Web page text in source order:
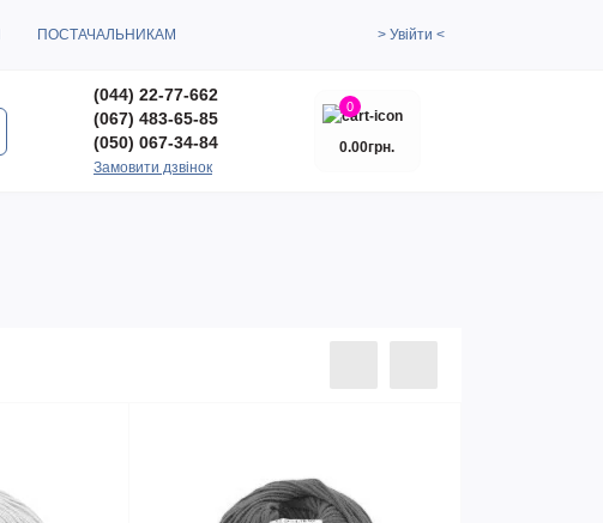
ПОСТАЧАЛЬНИКАМ > Увійти <
(044) 22-77-662
(067) 483-65-85
(050) 067-34-84
Замовити дзвінок
0
0.00грн.